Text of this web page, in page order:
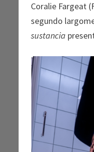
Coralie Fargeat
segundo
sustancia